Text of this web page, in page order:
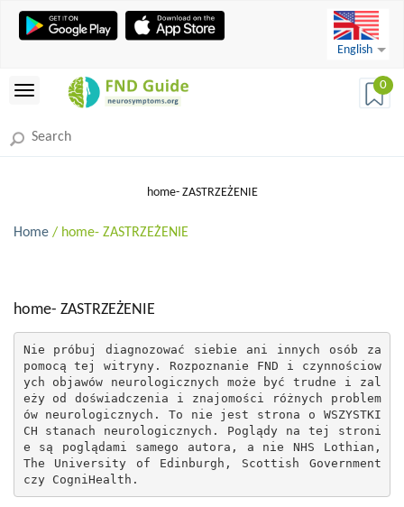
English
0
home- ZASTRZEŻENIE
Home / home- ZASTRZEŻENIE
home- ZASTRZEŻENIE
Nie próbuj diagnozować siebie ani innych osób za
pomocą tej witryny. Rozpoznanie FND i czynnościow
ych objawów neurologicznych może być trudne i zal
eży od doświadczenia i znajomości różnych problem
ów neurologicznych. To nie jest strona o WSZYSTKI
CH stanach neurologicznych. Poglądy na tej stroni
e są poglądami samego autora, a nie NHS Lothian,
The University of Edinburgh, Scottish Government
czy CogniHealth.